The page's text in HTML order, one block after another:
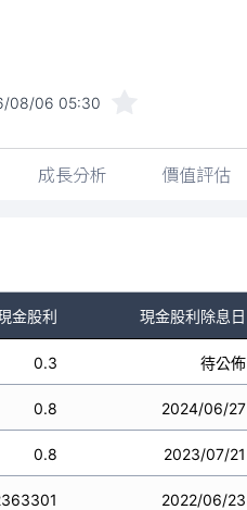
08/06 05:30
成長分析 價值評估
金股利 現金股利除息日
0.3 待公佈
0.8 2024/06/27
0.8 2023/07/21
2022/06/23